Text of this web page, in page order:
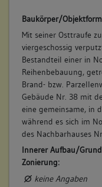
Baukörper/
Mit seiner Osttraufe
viergeschossig
Bestandteil einer in
Reihenbebauung,
Brand- bzw.
Gebäude Nr. 38 mit
eine gemeinsame, in
während es sich im
des Nachbarhauses
Innerer Aufbau/
Zonierung:
keine Angaben